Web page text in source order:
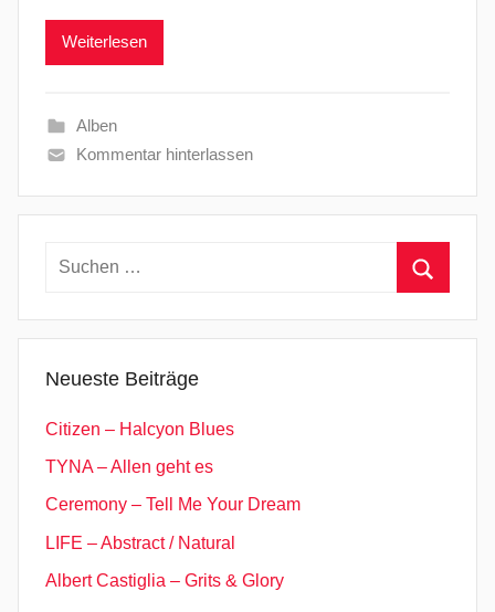
Weiterlesen
Alben
Kommentar hinterlassen
Suchen
Neueste Beiträge
Citizen – Halcyon Blues
TYNA – Allen geht es
Ceremony – Tell Me Your Dream
LIFE – Abstract / Natural
Albert Castiglia – Grits & Glory